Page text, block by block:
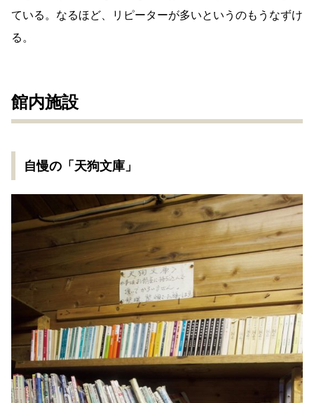
ている。なるほど、リピーターが多いというのもうなずけ
る。
館内施設
自慢の「天狗文庫」